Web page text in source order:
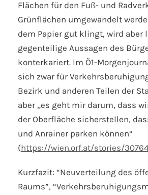
Flächen für den Fuß- und
Grünflächen umgewandelt
dem Papier gut klingt, wird aber
gegenteilige Aussagen des
konterkariert. Im Ö1-
sich zwar für
Bezirk und anderen Teilen der
aber „es geht mir darum, dass
der Oberfläche sicherstellen,
und Anrainer parken können“
(https://wien.orf.at/stories/
Kurzfazit: “Neuverteilung des
Raums”,